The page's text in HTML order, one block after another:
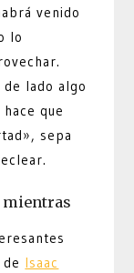
venido
lo
lado algo
que
sepa
mientras
Isaac